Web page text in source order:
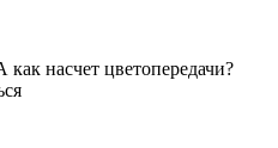
насчет цветопередачи?